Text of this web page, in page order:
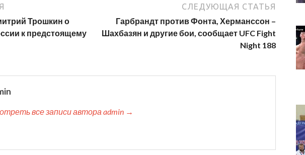
Трошкин о
к предстоящему
СЛЕДУЮЩАЯ СТАТЬЯ
Гарбрандт против Фонта, Херманссон –
Шахбазян и другие бои, сообщает UFC Fight
Night 188
все записи автора admin →